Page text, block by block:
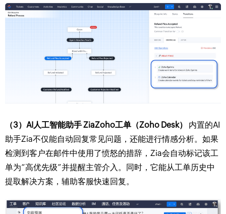
（3）AI人工智能助手 ZiaZoho工单（Zoho Desk）
内置的AI
助手Zia不仅能自动回复常见问题，还能进行情感分析。如果
检测到客户在邮件中使用了愤怒的措辞，Zia会自动标记该工
单为“高优先级”并提醒主管介入。同时，它能从工单历史中
提取解决方案，辅助客服快速回复。